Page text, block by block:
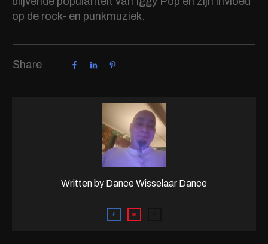
op de rock- en punkmuziek.
Share
Written by Dance Wisselaar Dance